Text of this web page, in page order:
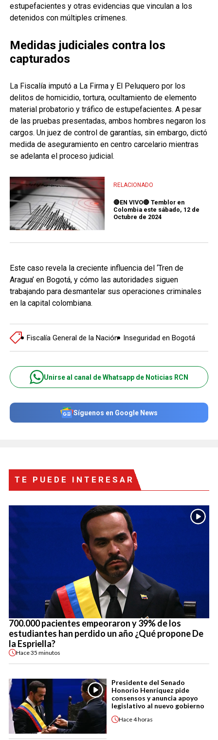
estupefacientes y otras evidencias que vinculan a los
detenidos con múltiples crímenes.
Medidas judiciales contra los
capturados
La Fiscalía imputó a La Firma y El Peluquero por los
delitos de homicidio, tortura, ocultamiento de elemento
material probatorio y tráfico de estupefacientes. A pesar
de las pruebas presentadas, ambos hombres negaron los
cargos. Un juez de control de garantías, sin embargo, dictó
medida de aseguramiento en centro carcelario mientras
se adelanta el proceso judicial.
RELACIONADO
🔴EN VIVO🔴 Temblor en
Colombia este sábado, 12 de
Octubre de 2024
Este caso revela la creciente influencia del ‘Tren de
Aragua’ en Bogotá, y cómo las autoridades siguen
trabajando para desmantelar sus operaciones criminales
en la capital colombiana.
Fiscalía General de la Nación Inseguridad en Bogotá
Unirse al canal de Whatsapp de Noticias RCN
Síguenos en Google News
TE PUEDE INTERESAR
700.000 pacientes empeoraron y 39% de los
estudiantes han perdido un año ¿Qué propone De
la Espriella?
Hace35 minutos
Presidente del Senado
Honorio Henríquez pide
consensos y anuncia apoyo
legislativo al nuevo gobierno
Hace4 horas